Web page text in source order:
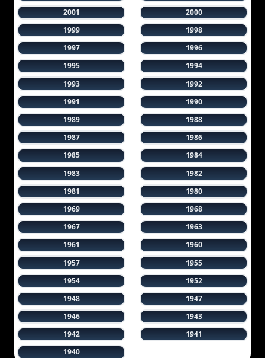
2001
2000
1999
1998
1997
1996
1995
1994
1993
1992
1991
1990
1989
1988
1987
1986
1985
1984
1983
1982
1981
1980
1969
1968
1967
1963
1961
1960
1957
1955
1954
1952
1948
1947
1946
1943
1942
1941
1940